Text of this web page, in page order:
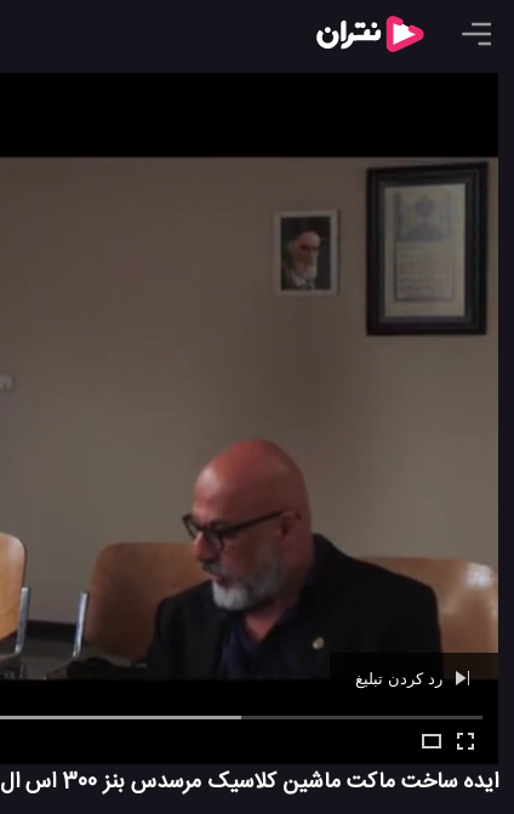
رد کردن تبلیغ
Ad - 00:39
ایده ساخت ماکت ماشین کلاسیک مرسدس بنز 300 اس ال